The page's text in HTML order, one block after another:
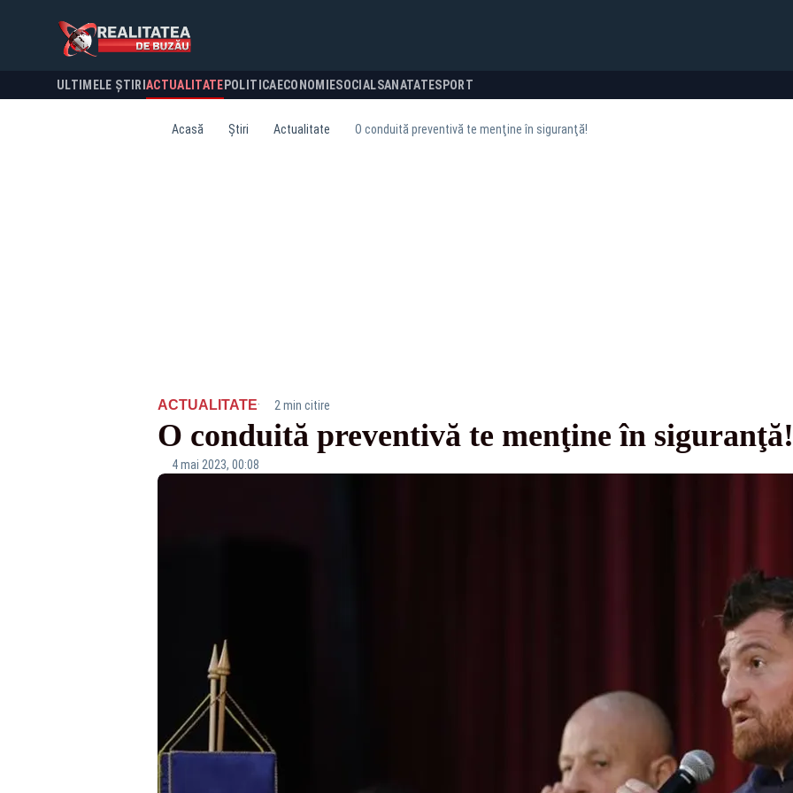
ULTIMELE ȘTIRI ACTUALITATE POLITICA ECONOMIESOCIALSANATATESPORT
Acasă Știri Actualitate O conduită preventivă te menţine în siguranţă!
ACTUALITATE· 2 min citire
O conduită preventivă te menţine în siguranţă!
4 mai 2023, 00:08